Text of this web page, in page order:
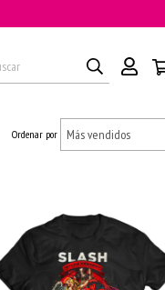
Ordenar por